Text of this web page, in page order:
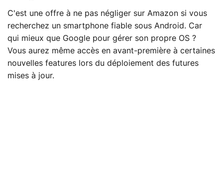
C'est une offre à ne pas négliger sur Amazon si vous
recherchez un smartphone fiable sous Android. Car
qui mieux que Google pour gérer son propre OS ?
Vous aurez même accès en avant-première à certaines
nouvelles features lors du déploiement des futures
mises à jour.